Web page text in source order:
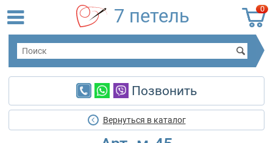
0
7 петель
Позвонить
Вернуться в каталог